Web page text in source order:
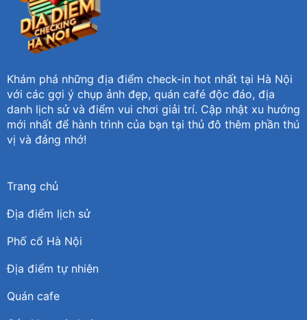
Khám phá những địa điểm check-in hot nhất tại Hà Nội
với các gợi ý chụp ảnh đẹp, quán café độc đáo, địa
danh lịch sử và điểm vui chơi giải trí. Cập nhật xu hướng
mới nhất để hành trình của bạn tại thủ đô thêm phần thú
vị và đáng nhớ!
Trang chủ
Địa điểm lịch sử
Phố cổ Hà Nội
Địa điểm tự nhiên
Quán cafe